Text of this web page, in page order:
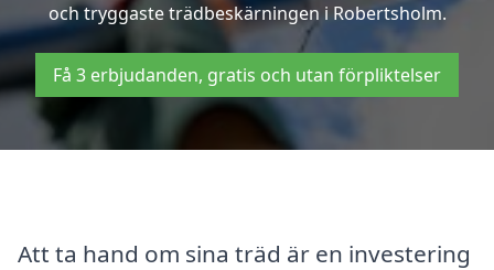
och tryggaste trädbeskärningen i Robertsholm.
Få 3 erbjudanden, gratis och utan förpliktelser
Att ta hand om sina träd är en investering